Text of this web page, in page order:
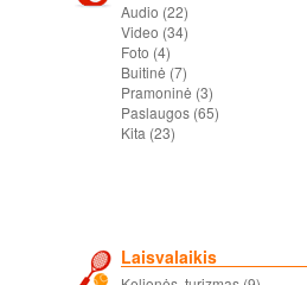
Audio (22)
Video (34)
Foto (4)
Buitinė (7)
Pramoninė (3)
Paslaugos (65)
Kita (23)
Laisvalaikis